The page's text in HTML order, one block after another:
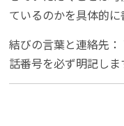
ているのかを具体的に
結びの言葉と連絡先
話番号を必ず明記しま